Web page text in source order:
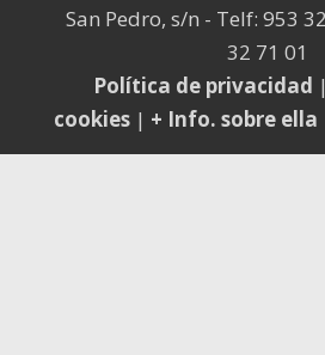
San Pedro, s/n - Telf: 953
32 71 01
Política de privacidad |
cookies| + Info. sobre ella